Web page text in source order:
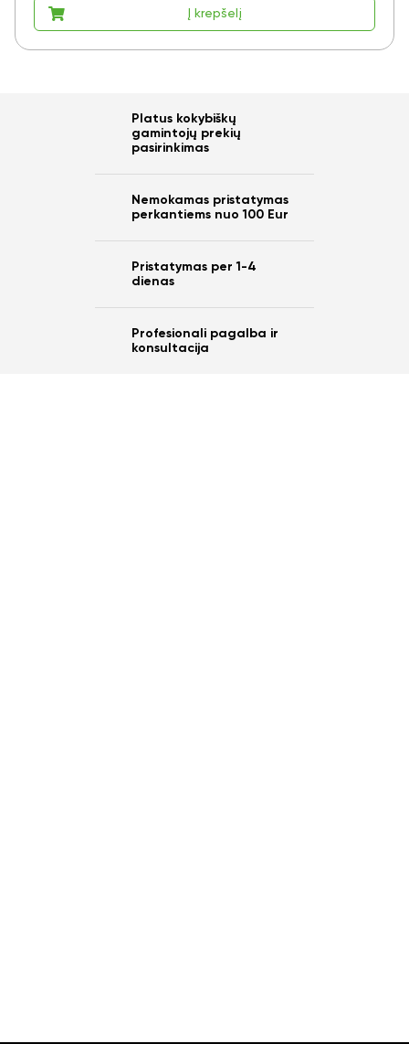
Į krepšelį
Platus kokybiškų
gamintojų prekių
pasirinkimas
Nemokamas pristatymas
perkantiems nuo 100 Eur
Pristatymas per 1-4
dienas
Profesionali pagalba ir
konsultacija